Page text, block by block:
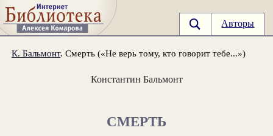
Авторы
К. Бальмонт. Смерть («Не верь тому, кто говорит тебе...»)
Константин Бальмонт
СМЕРТЬ